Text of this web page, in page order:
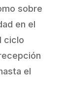
sobre
en el
ciclo
el